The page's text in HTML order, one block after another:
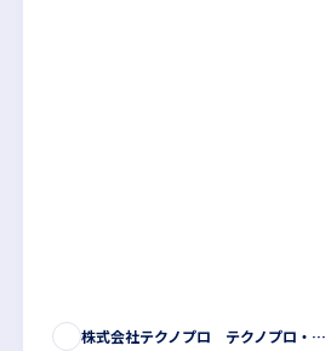
株式会社テクノプロ テクノプロ・エンジニアリング社